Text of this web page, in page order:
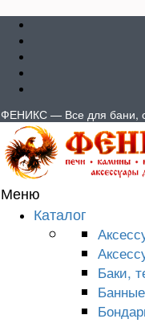
ФЕНИКС — Все для бани,
Меню
Каталог
Баки,